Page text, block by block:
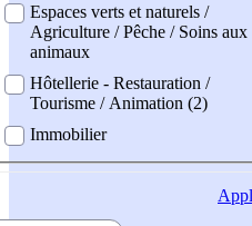
Espaces verts et naturels /
Agriculture / Pêche / Soins aux
animaux
Hôtellerie - Restauration /
Tourisme / Animation (2)
Immobilier